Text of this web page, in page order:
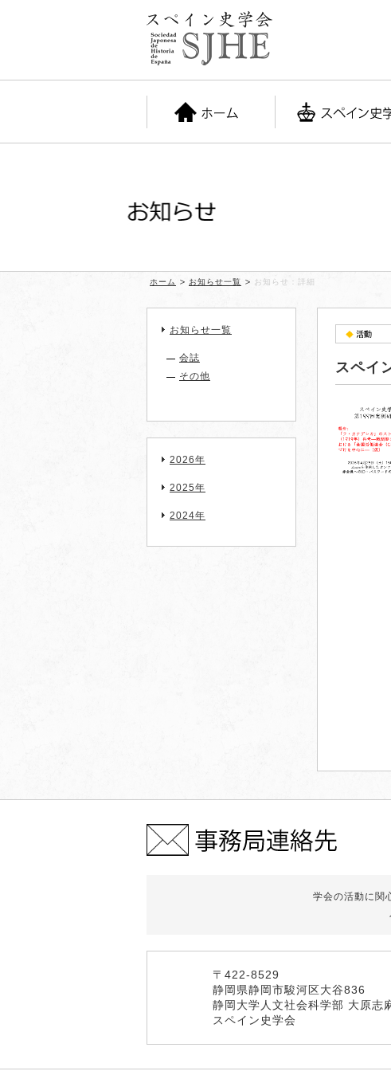
ホーム お知らせ一覧 お知らせ：詳細
スペイ
お知らせ一覧
会誌
その他
2026年
2025年
2024年
学会の活動に関
〒422-8529
静岡県静岡市駿河区大谷836
静岡大学人文社会科学部 大原志
スペイン史学会